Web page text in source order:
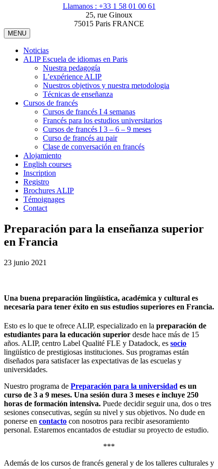
Llamanos : +33 1 58 01 00 61
25, rue Ginoux
75015 Paris FRANCE
MENU
Noticias
ALIP Escuela de idiomas en Paris
Nuestra pedagogía
L’expérience ALIP
Nuestros objetivos y nuestra metodologia
Técnicas de enseñanza
Cursos de francés
Cursos de francés I 4 semanas
Francés para los estudios universitarios
Cursos de francés I 3 – 6 – 9 meses
Curso de francés au pair
Clase de conversación en francés
Alojamiento
English courses
Inscription
Registro
Brochures ALIP
Témoignages
Contact
Preparación para la enseñanza superior
en Francia
23 junio 2021
Una buena preparación lingüística, académica y cultural es
necesaria para tener éxito en sus estudios superiores en Francia.
Esto es lo que te ofrece ALIP, especializado en la preparación de
estudiantes para la educación superior desde hace más de 15
años. ALIP, centro Label Qualité FLE y Datadock, es socio
lingüístico de prestigiosas instituciones. Sus programas están
diseñados para satisfacer las expectativas de las escuelas y
universidades.
Nuestro programa de Preparación para la universidad es un
curso de 3 a 9 meses. Una sesión dura 3 meses e incluye 250
horas de formación intensiva. Puede decidir seguir una, dos o tres
sesiones consecutivas, según su nivel y sus objetivos. No dude en
ponerse en contacto con nosotros para recibir asesoramiento
personal. Estaremos encantados de estudiar su proyecto de estudio.
***
Además de los cursos de francés general y de los talleres culturales y